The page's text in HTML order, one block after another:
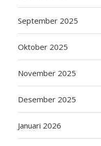
September 2025
Oktober 2025
November 2025
Desember 2025
Januari 2026